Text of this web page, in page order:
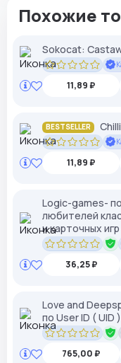
Похожие
Sokocat:
11,89 ₽
BESTSELLER
11,89 ₽
Logic-games-
любителей
и карточных
36,25 ₽
Love and
по User ID ( UID )
765,00 ₽